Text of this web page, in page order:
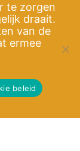
te zorgen
draait.
van de
ermee
beleid